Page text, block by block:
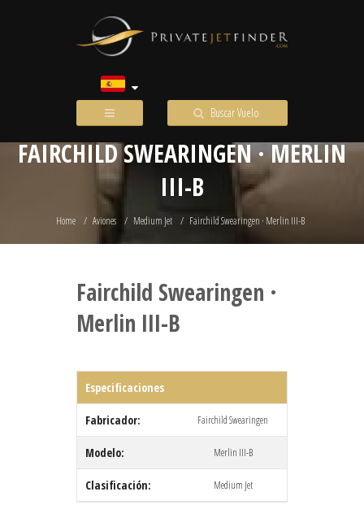
Buscar Vuelo
FAIRCHILD SWEARINGEN · MERLIN
III-B
Home Aviones Medium Jet Fairchild Swearingen · Merlin III-B
Fairchild Swearingen ·
Merlin III-B
Especificaciones
Fabricador: Fairchild Swearingen
Modelo: Merlin III-B
Clasificación: Medium Jet